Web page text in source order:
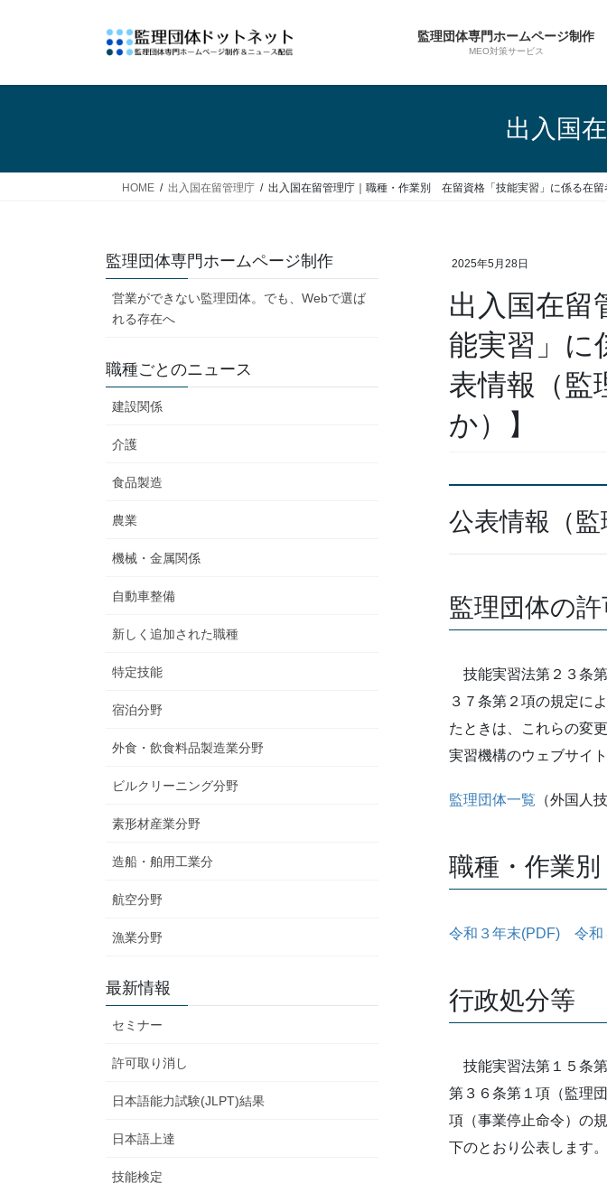
監理団体専門ホームページ制作
MEO対策サービス
出入国
HOME 出入国在留管理庁 出入国在留管理庁｜職種・作業別 在留資格「技能実習」に係る在留
2025年5月28日
出入国在
能実習」に
表情報（監
か）】
公表情報（監
監理団体の許
技能実習法第２３条
３７条第２項の規定に
たときは、これらの変
実習機構のウェブサイ
監理団体一覧 （外国人
職種・作業
令和３年末(PDF) 令和
行政処分等
技能実習法第１５条第
第３６条第１項（監理
項（事業停止命令）の
下のとおり公表します
監理団体専門ホームページ制作
営業ができない監理団体。でも、Webで選ば
れる存在へ
職種ごとのニュース
建設関係
介護
食品製造
農業
機械・金属関係
自動車整備
新しく追加された職種
特定技能
宿泊分野
外食・飲食料品製造業分野
ビルクリーニング分野
素形材産業分野
造船・舶用工業分
航空分野
漁業分野
最新情報
セミナー
許可取り消し
日本語能力試験(JLPT)結果
日本語上達
技能検定